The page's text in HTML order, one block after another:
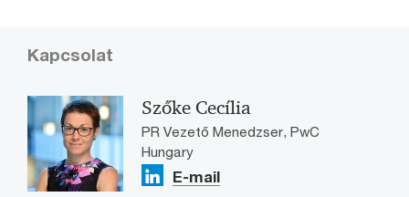
Kapcsolat
Szőke Cecília
PR Vezető Menedzser, PwC
Hungary
E-mail